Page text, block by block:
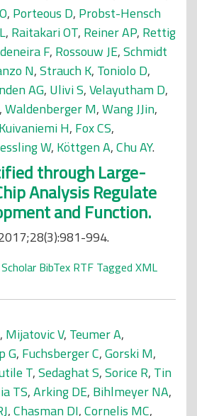
, Porteous D, Probst-Hensch
, Raitakari OT, Reiner AP, Rettig
F, Rossouw JE,Schmidt
N,Strauch K, Toniolo D,
AG, Ulivi S,Velayutham D,
,Waldenberger M,Wang JJin,
Kuivaniemi H, Fox CS,
W, Köttgen A,Chu AY.
through Large-
Analysis Regulate
and Function.
994.
BibTex RTF Tagged XML
, Mijatovic V, Teumer A,
G, Fuchsberger C,Gorski M,
T,Sedaghat S,Sorice R, Tin
TS,Arking DE, Bihlmeyer NA,
,Chasman DI,Cornelis MC,